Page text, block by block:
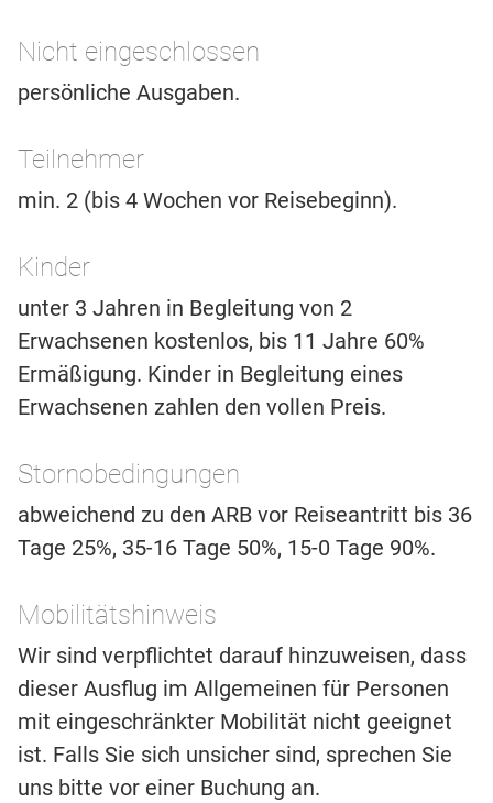
Nicht eingeschlossen
persönliche Ausgaben.
Teilnehmer
min. 2 (bis 4 Wochen vor Reisebeginn).
Kinder
unter 3 Jahren in Begleitung von 2
Erwachsenen kostenlos, bis 11 Jahre 60%
Ermäßigung. Kinder in Begleitung eines
Erwachsenen zahlen den vollen Preis.
Stornobedingungen
abweichend zu den ARB vor Reiseantritt bis 36
Tage 25%, 35-16 Tage 50%, 15-0 Tage 90%.
Mobilitätshinweis
Wir sind verpflichtet darauf hinzuweisen, dass
dieser Ausflug im Allgemeinen für Personen
mit eingeschränkter Mobilität nicht geeignet
ist. Falls Sie sich unsicher sind, sprechen Sie
uns bitte vor einer Buchung an.